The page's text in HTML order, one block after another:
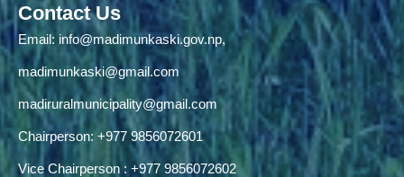
Contact Us
Email: info@madimunkaski.gov.np,
madimunkaski@gmail.com
madiruralmunicipality@gmail.com
Chairperson: +977 9856072601
Vice Chairperson : +977 9856072602